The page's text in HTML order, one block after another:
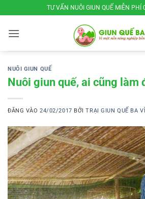
qua
nội
TƯ VẤN NUÔI GIUN QUẾ MIỄN
NUÔI GIUN QUẾ
Nuôi giun quế, ai cũng làm
ĐĂNG VÀO24/02/2017 BỞITRẠI GIUN QUẾ BA VÌ